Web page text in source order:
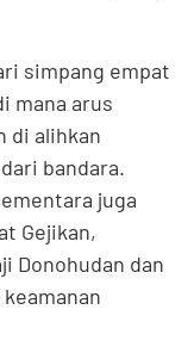
simpang empat
mana arus
di alihkan
bandara.
juga
Gejikan,
Donohudan dan